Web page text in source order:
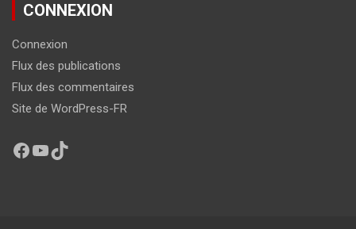
CONNEXION
Connexion
Flux des publications
Flux des commentaires
Site de WordPress-FR